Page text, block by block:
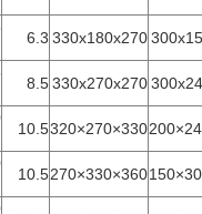
330x180x270
6.3
330x270x270
8.5
330×270×320
10.5
360×330×270
10.5